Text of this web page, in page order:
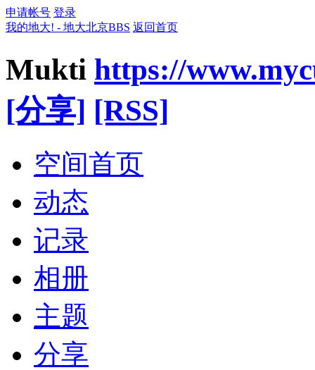
申请帐号 登录
我的地大! - 地大北京BBS 返回首页
Mukti https://
[分享] [RSS]
空间首页
动态
记录
相册
主题
分享